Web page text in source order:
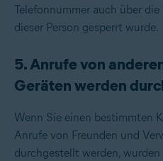
Telefonnummer auch über
dieser Person gesperrt wurde.
5. Anrufe von
Geräten werden
Wenn Sie einen bestimmten
Anrufe von Freunden und
durchgestellt werden,